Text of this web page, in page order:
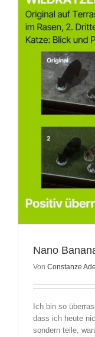
Nano
Von Constanze
Ich bin so
dass ich heute
sondern teile,